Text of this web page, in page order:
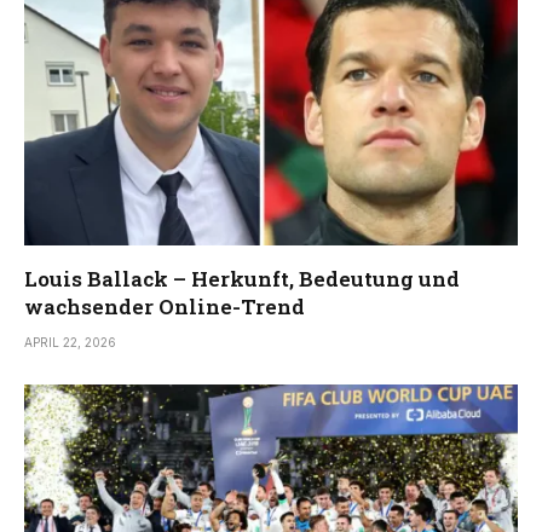
Louis Ballack – Herkunft, Bedeutung und
wachsender Online-Trend
APRIL 22, 2026